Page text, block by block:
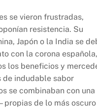
se vieron frustradas,
resistencia. Su
Japón o la India se
con la corona española,
los beneficios y
de indudable sabor
se combinaban con una
de lo más oscuro